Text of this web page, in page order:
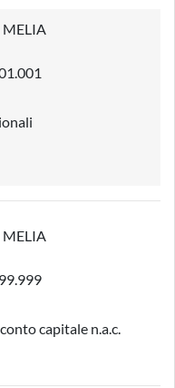
capitale n.a.c.